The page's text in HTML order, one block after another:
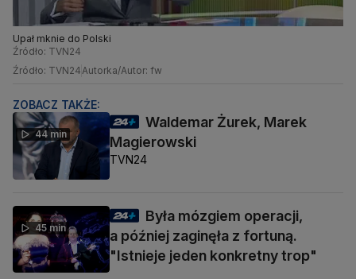
Upał mknie do Polski
Źródło: TVN24
Źródło: TVN24Autorka/Autor: fw
ZOBACZ TAKŻE:
44 min
Waldemar Żurek, Marek
Magierowski
TVN24
45 min
Była mózgiem operacji,
a później zaginęła z fortuną.
"Istnieje jeden konkretny trop"